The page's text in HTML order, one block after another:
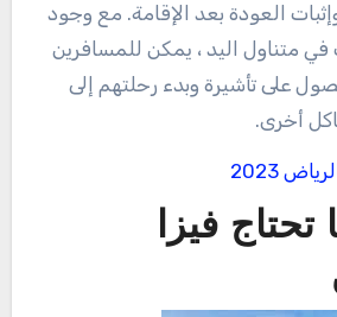
العودة بعد الإقامة. مع وجود
متناول اليد ، يمكن للمسافرين
على تأشيرة وبدء رحلتهم إلى
أخرى.
2023
فيزا